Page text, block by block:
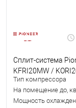
Сплит-система
KFRI20MW /
Тип компрессора
На помещение до,
Мощность